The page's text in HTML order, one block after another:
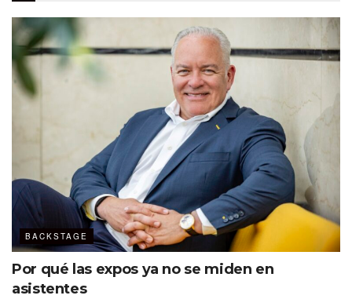
● Clarificar objetivos profesionales (y personales, lo cual
también se verá reflejado en tu compañía)
● Desarrollar hábitos
●Elaborar un plan para fortalecer habilidades, delegar
actividades o facilitar el trabajo de un equipo
●Manejar el estrés o la tensión laboral
Elige a uncoachcertificado por un organismo
internacional para asegurar que sigue
lineamientos éticos, tiene horas de
entrenamiento y experiencia, y ha pasado un
examen en el que tuvo que demostrar sus
BACKSTAGE
Por qué las expos ya no se miden en
asistentes